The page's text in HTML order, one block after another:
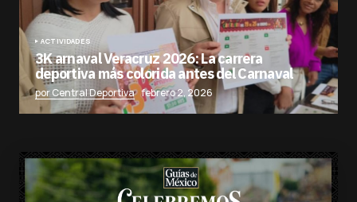
ACTIVIDADES
3K arnaval Veracruz 2026: La carrera
deportiva más colorida antes del Carnaval
por Central Deportiva febrero 2, 2026